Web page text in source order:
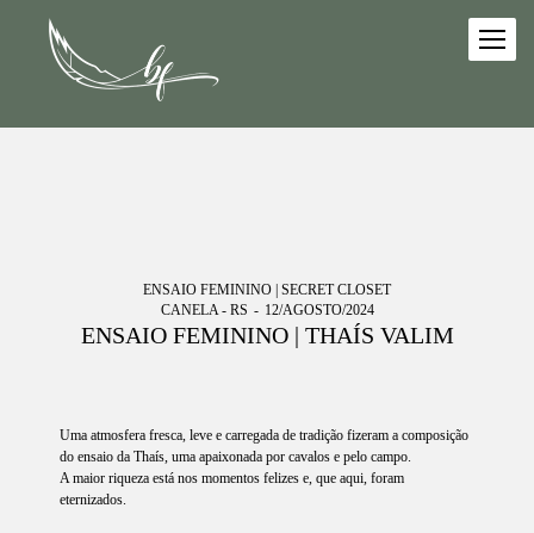
ENSAIO FEMININO | SECRET CLOSET
CANELA - RS
12/AGOSTO/2024
ENSAIO FEMININO | THAÍS VALIM
Uma atmosfera fresca, leve e carregada de tradição fizeram a composição
do ensaio da Thaís, uma apaixonada por cavalos e pelo campo.
A maior riqueza está nos momentos felizes e, que aqui, foram
eternizados.